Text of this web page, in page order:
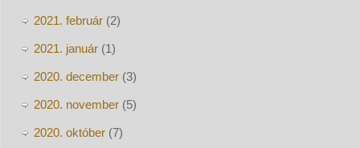
2021. február(2)
2021. január(1)
2020. december(3)
2020. november(5)
2020. október(7)